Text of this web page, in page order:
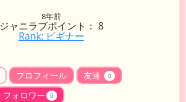
8年前
ジャニラブポイント： 8
Rank: ビギナー
プロフィール 友達 0
フォロワー 0